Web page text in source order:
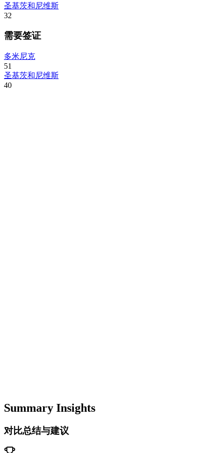
圣基茨和尼维斯
32
需要签证
多米尼克
51
圣基茨和尼维斯
40
Summary Insights
对比总结与建议